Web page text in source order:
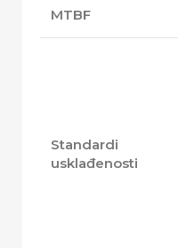
MTBF
Standardi
usklađenosti